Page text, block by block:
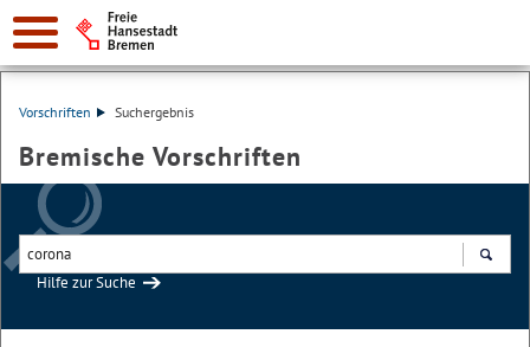
Vorschriften Suchergebnis
Bremische Vorschriften
Hilfe zur Suche